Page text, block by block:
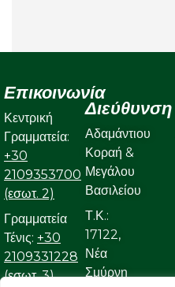
Επικοινωνία
Κεντρική
Γραμματεία:
+30
2109353700
(εσωτ. 2)
Γραμματεία
Τένις: +30
2109331228
(εσωτ. 3)
Διεύθυνση
Αδαμάντιου
Κοραή &
Μεγάλου
Βασιλείου
Τ.Κ.:
17122,
Νέα
Σμύρνη